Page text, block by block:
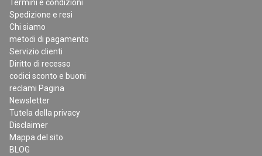
Termini e condizioni
Spedizione e resi
Chi siamo
metodi di pagamento
Servizio clienti
Diritto di recesso
codici sconto e buoni
reclami Pagina
Newsletter
Tutela della privacy
Disclaimer
Mappa del sito
BLOG